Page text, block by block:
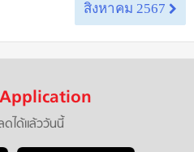
สิงหาคม 2567
ดได้แล้ววันนี้